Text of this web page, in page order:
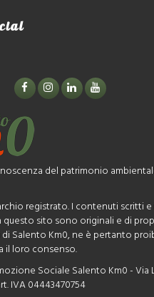
del patrimonio
registrato. I contenuti scritti
sito sono originali e di
di Salento Km0, ne è pertanto
il loro consenso.
Sociale Salento Km0 - Via
IVA 04443470754